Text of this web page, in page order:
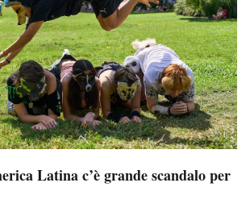
Latina c’è grande scandalo per